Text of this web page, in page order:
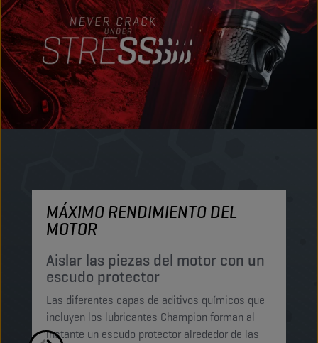
MÁXIMO RENDIMIENTO DEL
MOTOR
Aislar las piezas del motor con un
escudo protector
Las diferentes capas de aditivos químicos que
incluyen los lubricantes Champion forman al
instante un escudo protector alrededor de las